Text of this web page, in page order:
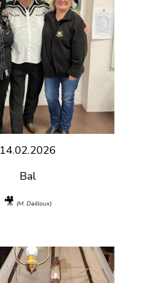
14.02.2026
Bal
🎥 (M. Dailloux)